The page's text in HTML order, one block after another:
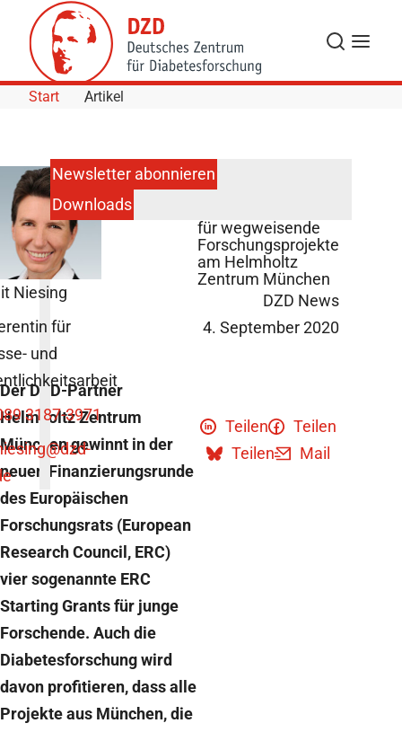
Skip to Content
Suche
Start Artikel
für wegweisende
Forschungsprojekte
am Helmholtz
Zentrum München
DZD News
4. September 2020
Der DZD-Partner
Helmholtz Zentrum
München gewinnt in der
neuen Finanzierungsrunde
des Europäischen
Forschungsrats (European
Research Council, ERC)
vier sogenannte ERC
Starting Grants für junge
Forschende. Auch die
Diabetesforschung wird
davon profitieren, dass alle
Projekte aus München, die
Teilen
Teilen
Teilen
Mail
Niesing
für
und
3187-3971
@dzd-
Newsletter abonnieren
Downloads